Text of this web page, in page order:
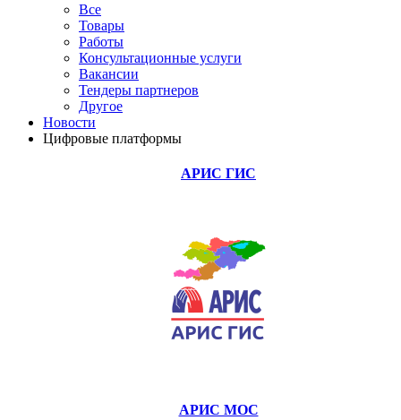
Все
Товары
Работы
Консультационные услуги
Вакансии
Тендеры партнеров
Другое
Новости
Цифровые платформы
АРИС ГИС
АРИС МОС